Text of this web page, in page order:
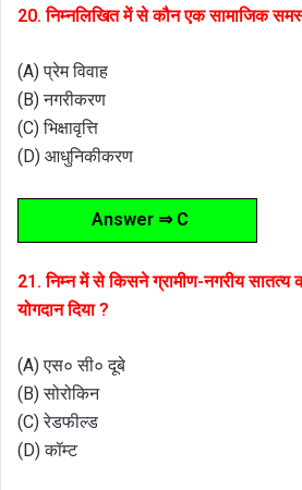
20. निम्नलिखित में से कौन एक सामाजिक
(A) प्रेम विवाह
(B) नगरीकरण
(C) भिक्षावृत्ति
(D) आधुनिकीकरण
Answer ⇒ C
21. निम्न में से किसने ग्रामीण-नगरीय सातत्य
योगदान दिया ?
(A) एस० सी० दूबे
(B) सोरोकिन
(C) रेडफील्ड
(D) कॉम्ट